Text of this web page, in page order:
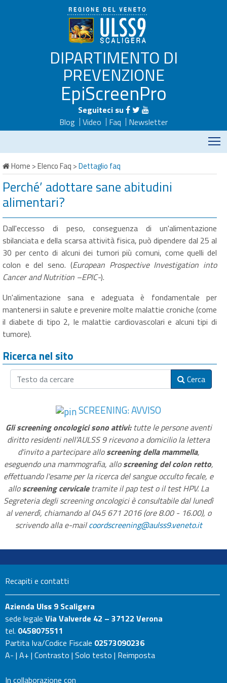
DIPARTIMENTO DI
PREVENZIONE
EpiScreenPro
Seguiteci su
Blog
Video Faq
Newsletter
Home >Elenco Faq >Dettaglio faq
Perché’ adottare sane abitudini
alimentari?
Dall'eccesso di peso, conseguenza di un'alimentazione
sbilanciata e della scarsa attività fisica, può dipendere dal 25 al
30 per cento di alcuni dei tumori più comuni, come quelli del
colon e del seno. (European Prospective Investigation into
Cancer and Nutrition –EPIC-).
Un'alimentazione sana e adeguata è fondamentale per
mantenersi in salute e prevenire molte malattie croniche (come
il diabete di tipo 2, le malattie cardiovascolari e alcuni tipi di
tumore).
Ricerca nel sito
Cerca
SCREENING: AVVISO
Gli screening oncologici sono attivi:tutte le persone aventi
diritto residenti nell’AULSS 9 ricevono a domicilio la lettera
d'invito a partecipare alloscreening della mammella,
eseguendo una mammografia, alloscreening del colon retto,
effettuando l'esame per la ricerca del sangue occulto fecale, e
alloscreening cervicaletramite il pap test o il test HPV. La
Segreteria degli screening oncologici è consultabile dal lunedì
al venerdì, chiamando al 045 671 2016 (ore 8.00 - 16.00), o
scrivendo alla e-mailcoordscreening@aulss9.veneto.it
Recapiti e contatti
Azienda Ulss 9 Scaligera
sede legale Via Valverde 42 – 37122 Verona
tel. 0458075511
Partita Iva/Codice Fiscale 02573090236
A- | A+ | Contrasto | Solo testo | Reimposta
In collaborazione con